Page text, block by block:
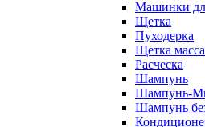
Машинки
Щетка
Пуходерка
Щетка
Расческа
Шампунь
Шампунь-
Шампунь